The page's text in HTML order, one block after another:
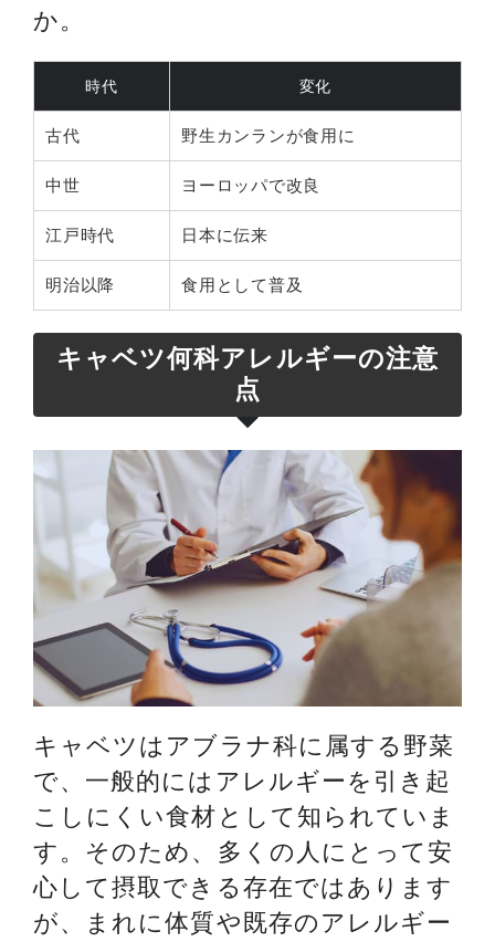
か。
時代 変化
古代 野生カンランが食用に
中世 ヨーロッパで改良
江戸時代 日本に伝来
明治以降 食用として普及
キャベツ何科アレルギーの注意
点
キャベツはアブラナ科に属する野菜
で、一般的にはアレルギーを引き起
こしにくい食材として知られていま
す。そのため、多くの人にとって安
心して摂取できる存在ではあります
が、まれに体質や既存のアレルギー